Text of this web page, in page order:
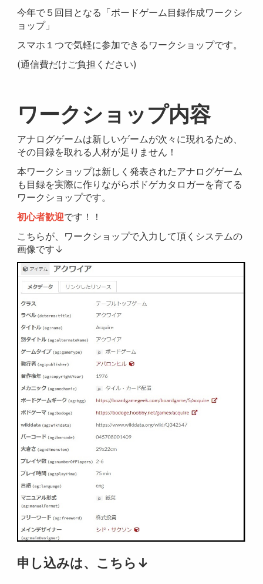
今年で５回目となる「ボードゲーム目録作成ワークシ
ョップ」
スマホ１つで気軽に参加できるワークショップです。
(通信費だけご負担ください)
ワークショップ内容
アナログゲームは新しいゲームが次々に現れるため、
その目録を取れる人材が足りません！
本ワークショップは新しく発表されたアナログゲーム
も目録を実際に作りながらボドゲカタロガーを育てる
ワークショップです。
初心者歓迎です！！
こちらが、ワークショップで入力して頂くシステムの
画像です↓
申し込みは、こちら↓